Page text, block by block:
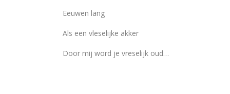
Eeuwen lang
Als een vleselijke akker
Door mij word je vreselijk oud…